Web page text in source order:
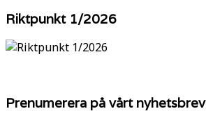
Riktpunkt 1/2026
Prenumerera på vårt nyhetsbrev